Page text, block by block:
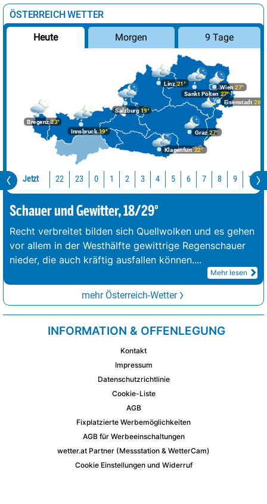
ÖSTERREICH WETTER
Heute Morgen 9 Tage
Bregenz23°
Graz27°
Innsbruck19°
Klagenfurt 22°
Linz21°
Salzburg19°
Wien 27°
Eisenstadt 26°
Sankt Pölten 27°
Jetzt 22 23 0 1 2 3 4 5 6 7 8 9 10
Schauer und Gewitter, 18/29°
Recht verbreitet bilden sich Quellwolken und es gehen
vor allem in der Westhälfte gewittrige Regenschauer
nieder, die auch kräftig ausfallen können....
Mehr lesen
mehr Österreich-Wetter
INFORMATION & OFFENLEGUNG
Kontakt
Impressum
Datenschutzrichtlinie
Cookie-Liste
AGB
Fixplatzierte Werbemöglichkeiten
AGB für Werbeeinschaltungen
wetter.at Partner (Messstation & WetterCam)
Cookie Einstellungen und Widerruf